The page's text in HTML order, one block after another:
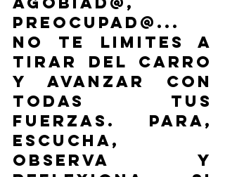
preocupad@...
No te limites a
tirar del carro
y avanzar con
todas tus
fuerzas. Para,
escucha,
observa y